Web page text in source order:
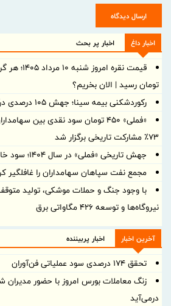
ارسال دیدگاه
اخبار داغ اخبار پر بحث
تومان رسید | الان بخریم؟
رکوردشکنی بیمه سینا؛ جهش 105 درصدی درآمد در بهار 1405
«فملی» ۴۵۰ تومان سود نقدی بین
۷۳٪ مشارکت تاریخی برگزار شد
جهش تاریخی «فملی» در سال ۱۴۰۴؛ سود خالص به ۱۵۰ همت رسید
مجمع نفت سپاهان سهامداران را غافلگیر
با وجود جنگ و حملات موشکی، تولید
نیروگاه‌ها و توسعه ۴۲۶ مگاواتی برق
آخرین اخبار اخبار پربیننده
تحقق ۱۷۴ درصدی سود عملیاتی فن‌آوران
زنگ معاملات بورس امروز با حضور مدیران
درمی‌آید